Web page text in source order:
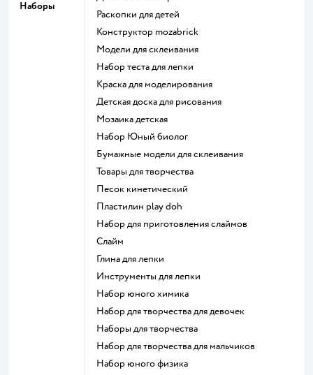
Наборы
Раскопки для детей
Конструктор mozabrick
Модели для склеивания
Набор теста для лепки
Краска для моделирования
Детская доска для рисования
Мозаика детская
набор Юный биолог
Бумажные модели для склеивания
Товары для творчества
Песок кинетический
Пластилин play doh
Набор для приготовления слаймов
Слайм
Глина для лепки
Инструменты для лепки
Набор юного химика
Набор для творчества для девочек
Наборы для творчества
Набор для творчества для мальчиков
Набор юного физика